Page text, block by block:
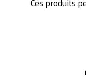
Ces produits